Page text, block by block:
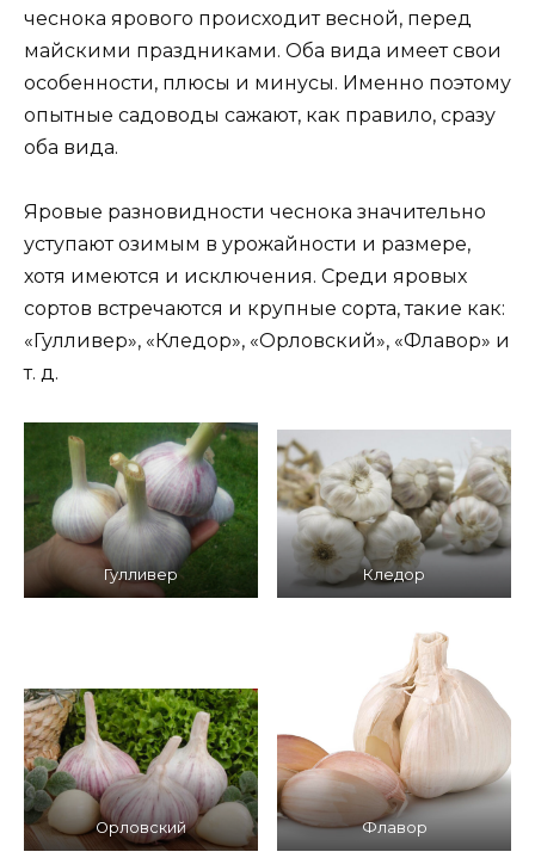
чеснока ярового происходит весной, перед
майскими праздниками. Оба вида имеет свои
особенности, плюсы и минусы. Именно поэтому
опытные садоводы сажают, как правило, сразу
оба вида.
Яровые разновидности чеснока значительно
уступают озимым в урожайности и размере,
хотя имеются и исключения. Среди яровых
сортов встречаются и крупные сорта, такие как:
«Гулливер», «Кледор», «Орловский», «Флавор» и
т. д.
Гулливер Кледор
Орловский Флавор